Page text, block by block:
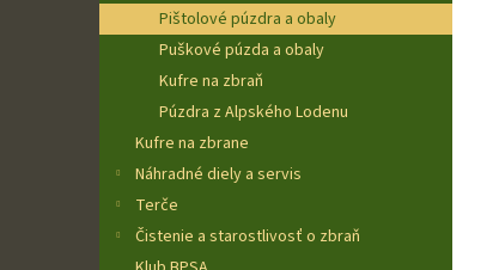
Pištolové púzdra a obaly
Puškové púzda a obaly
Kufre na zbraň
Púzdra z Alpského Lodenu
Kufre na zbrane
Náhradné diely a servis
Terče
Čistenie a starostlivosť o zbraň